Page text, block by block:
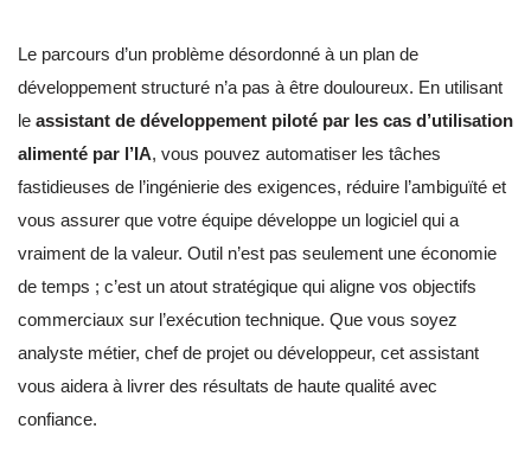
Le parcours d’un problème désordonné à un plan de
développement structuré n’a pas à être douloureux. En utilisant
le assistant de développement piloté par les cas d’utilisation
alimenté par l’IA, vous pouvez automatiser les tâches
fastidieuses de l’ingénierie des exigences, réduire l’ambiguïté et
vous assurer que votre équipe développe un logiciel qui a
vraiment de la valeur. Outil n’est pas seulement une économie
de temps ; c’est un atout stratégique qui aligne vos objectifs
commerciaux sur l’exécution technique. Que vous soyez
analyste métier, chef de projet ou développeur, cet assistant
vous aidera à livrer des résultats de haute qualité avec
confiance.